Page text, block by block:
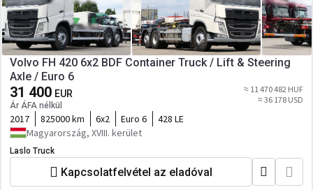
Volvo FH 420 6x2 BDF Container Truck / Lift & Steering
Axle / Euro 6
31 400 EUR
Ár ÁFA nélkül
≈ 11 470 482 HUF
≈ 36 178 USD
2017 825000 km 6x2 Euro 6
428 LE
Magyarország, XVIII. kerület
Laslo Truck
Kapcsolatfelvétel az eladóval